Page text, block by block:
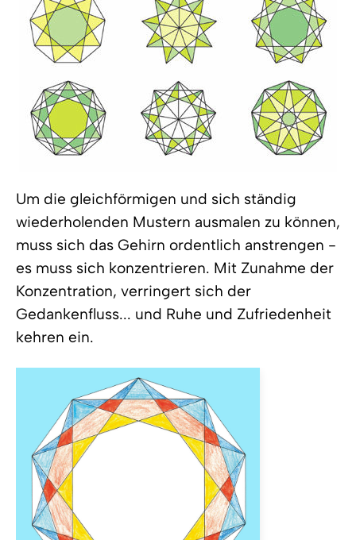
Um die gleichförmigen und sich ständig
wiederholenden Mustern ausmalen zu können,
muss sich das Gehirn ordentlich anstrengen -
es muss sich konzentrieren. Mit Zunahme der
Konzentration, verringert sich der
Gedankenfluss... und Ruhe und Zufriedenheit
kehren ein.